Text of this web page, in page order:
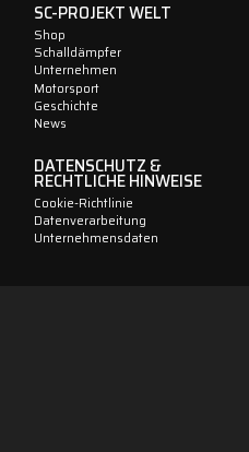
SC-PROJEKT WELT
Shop
Schalldämpfer
Unternehmen
Motorsport
Geschichte
News
DATENSCHUTZ &
RECHTLICHE HINWEISE
Cookie-Richtlinie
Datenverarbeitung
Unternehmensdaten